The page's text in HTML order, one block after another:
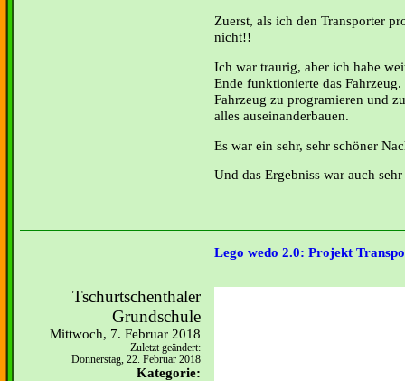
Zuerst, als ich den Transporter
nicht!!
Ich war traurig, aber ich habe
Ende funktionierte das
Fahrzeug zu programieren und
alles auseinanderbauen.
Es war ein sehr, sehr schöner
Und das Ergebniss war auch
Lego wedo 2.0: Projekt
Tschurtschenthaler
Grundschule
Mittwoch, 7. Februar 2018
Zuletzt geändert:
Donnerstag, 22. Februar 2018
Kategorie: